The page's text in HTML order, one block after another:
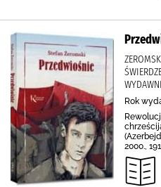
Rok
2000.,